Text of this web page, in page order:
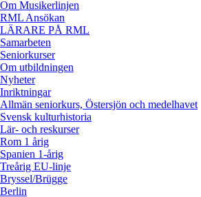
Om Musikerlinjen
RML Ansökan
LÄRARE PÅ RML
Samarbeten
Seniorkurser
Om utbildningen
Nyheter
Inriktningar
Allmän seniorkurs, Östersjön och medelhavet
Svensk kulturhistoria
Lär- och reskurser
Rom 1 årig
Spanien 1-årig
Treårig EU-linje
Bryssel/Brügge
Berlin